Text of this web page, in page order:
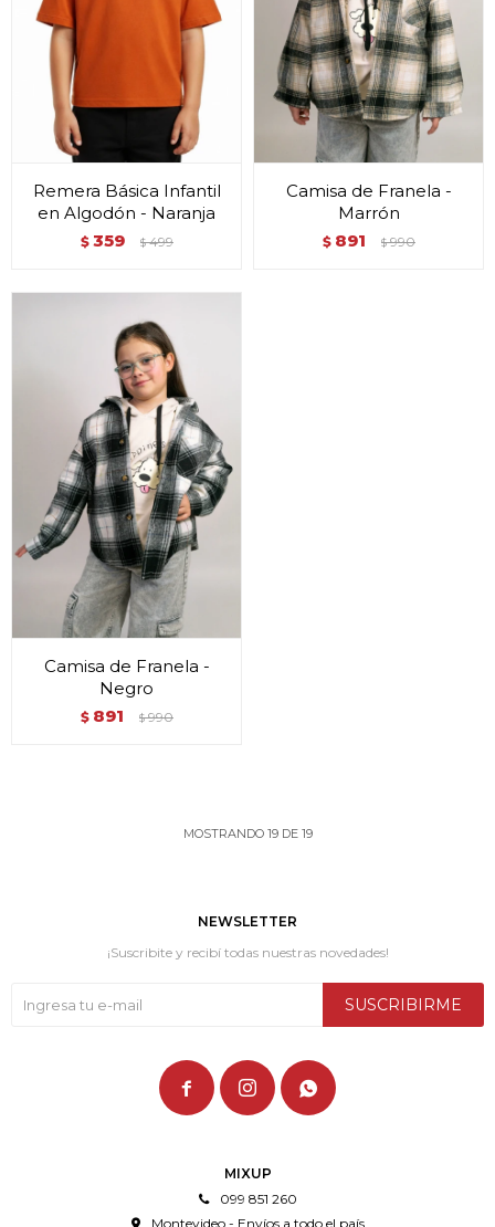
Remera Básica Infantil
en Algodón - Naranja
$ 359 $ 499
Camisa de Franela -
Marrón
$ 891 $ 990
Camisa de Franela -
Negro
$ 891 $ 990
MOSTRANDO 19DE 19
MIXUP
099 851 260
Montevideo - Envíos a todo el país
NEWSLETTER
¡Suscribite y recibí todas nuestras novedades!
SUSCRIBIRME
  